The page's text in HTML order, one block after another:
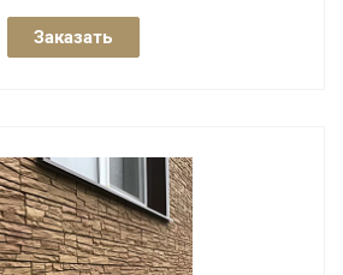
Заказать